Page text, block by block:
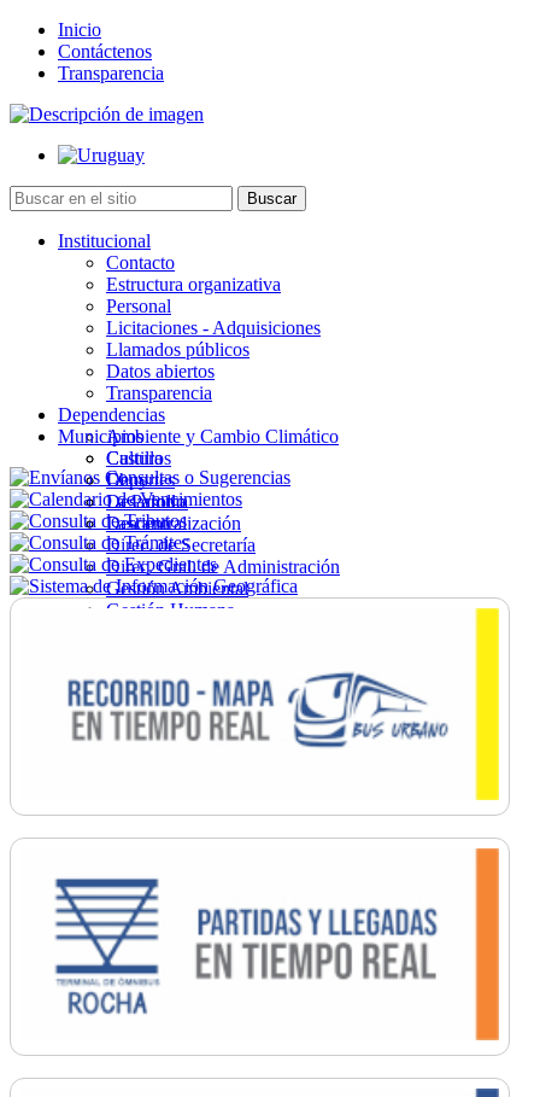
Inicio
Contáctenos
Transparencia
Institucional
Contacto
Estructura organizativa
Personal
Licitaciones - Adquisiciones
Llamados públicos
Datos abiertos
Transparencia
Dependencias
Ambiente y Cambio Climático
Cultura
Deportes
Desarrollo
Descentralización
Direc. de Secretaría
Direc. Gral. de Administración
Gestión Ambiental
Gestión Humana
Ordenamiento
Promoción Social
Salud
Secretaría General
Municipios
Castillos
Chuy
La Paloma
Lascano